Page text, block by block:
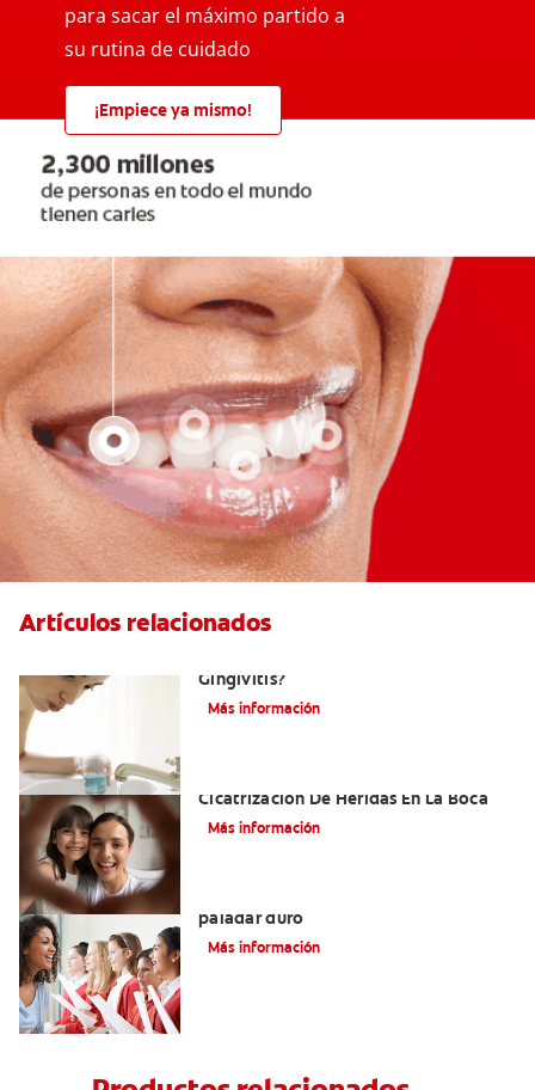
para sacar el máximo partido a
su rutina de cuidado
¡Empiece ya mismo!
Artículos relacionados
Gingivitis?
Más información
Cicatrización De Heridas En La Boca
Más información
paladar duro
Más información